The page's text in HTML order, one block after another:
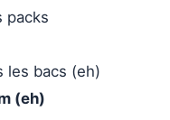
packs
les bacs (eh)
(eh)